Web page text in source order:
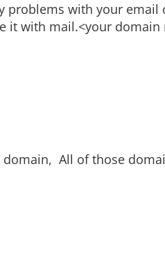
problems with your email
it with mail.<your domain
domain, All of those